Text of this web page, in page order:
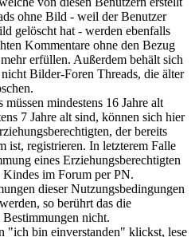
ohne Bild - weil der Benutzer
gelöscht hat - werden ebenfalls
Kommentare ohne den Bezug
erfüllen. Außerdem behält sich
Bilder-Foren Threads, die älter
mindestens 16 Jahre alt
7 Jahre alt sind, können sich hier
der bereits
ist, registrieren. In letzterem Falle
eines Erziehungsberechtigten
im Forum per PN.
dieser Nutzungsbedingungen
so berührt das die
nicht.
"ich bin einverstanden" klickst, lese